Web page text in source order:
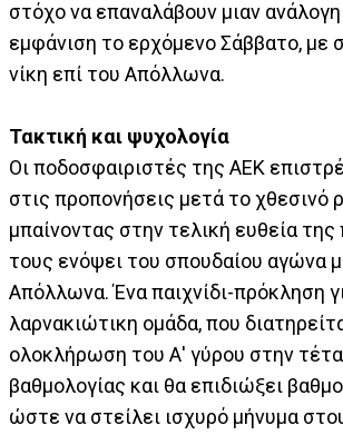
στόχο να επαναλάβουν μιαν
εμφάνιση το ερχόμενο Σάββατο, με
νίκη επί του Απόλλωνα.
Τακτική και ψυχολογία
Οι ποδοσφαιριστές της ΑΕΚ
στις προπονήσεις μετά το χθεσινό
μπαίνοντας στην τελική ευθεία της
τους ενόψει του σπουδαίου αγώνα
Απόλλωνα. Ένα παιχνίδι-πρόκληση
λαρνακιώτικη ομάδα, που
ολοκλήρωση του Α' γύρου στην
βαθμολογίας και θα επιδιώξει
ώστε να στείλει ισχυρό μήνυμα